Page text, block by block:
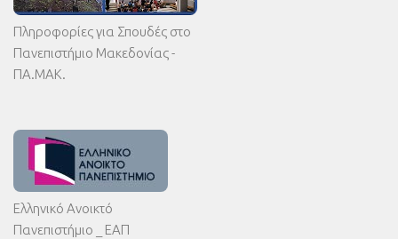
Πληροφορίες για Σπουδές στο
Πανεπιστήμιο Μακεδονίας -
ΠΑ.ΜΑΚ.
Ελληνικό Ανοικτό
Πανεπιστήμιο _ ΕΑΠ